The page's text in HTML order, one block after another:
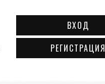
ВХОД
РЕГИСТРАЦИЯ